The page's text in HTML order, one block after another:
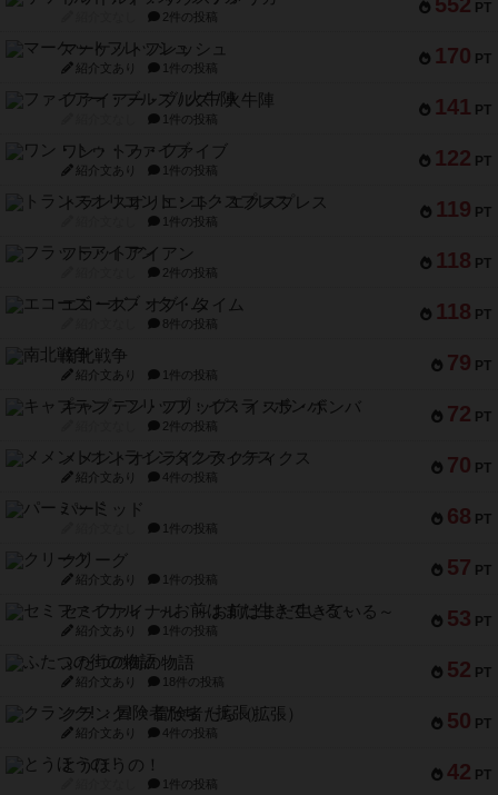
552 PT
2件の投稿
170 PT
マーケットフレッシュ
紹介文あり 1件の投稿
141 PT
ファイアー・ブルズ / 火牛陣
1件の投稿
122 PT
ワン・トゥ・ファイブ
紹介文あり 1件の投稿
119 PT
トランスオリエント・エクスプレス
1件の投稿
118 PT
フラットアイアン
2件の投稿
118 PT
エコーズ・オブ・タイム
8件の投稿
79 PT
南北戦争
紹介文あり 1件の投稿
72 PT
キャプテン・フリップ：イスラ・ボンバ
2件の投稿
70 PT
メメントオンラインタクティクス
紹介文あり 4件の投稿
68 PT
パーミッド
1件の投稿
57 PT
クリーグ
紹介文あり 1件の投稿
53 PT
セミファイナル ～お前はまだ生きている～
紹介文あり 1件の投稿
52 PT
ふたつの街の物語
紹介文あり 18件の投稿
50 PT
クランク! ：冒険者たち（拡張）
紹介文あり 4件の投稿
42 PT
とうほうの！
1件の投稿